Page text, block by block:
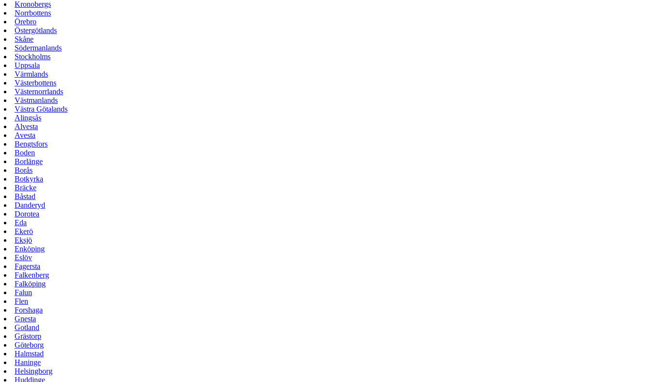
Kronobergs
Norrbottens
Örebro
Östergötlands
Skåne
Södermanlands
Stockholms
Uppsala
Värmlands
Västerbottens
Västernorrlands
Västmanlands
Västra Götalands
Alingsås
Alvesta
Avesta
Bengtsfors
Boden
Borlänge
Borås
Botkyrka
Bräcke
Båstad
Danderyd
Dorotea
Eda
Ekerö
Eksjö
Enköping
Eslöv
Fagersta
Falkenberg
Falköping
Falun
Flen
Forshaga
Gnesta
Gotland
Grästorp
Göteborg
Halmstad
Haninge
Helsingborg
Huddinge